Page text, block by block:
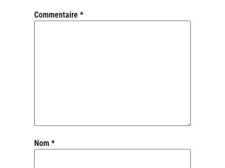
Commentaire *
Nom *